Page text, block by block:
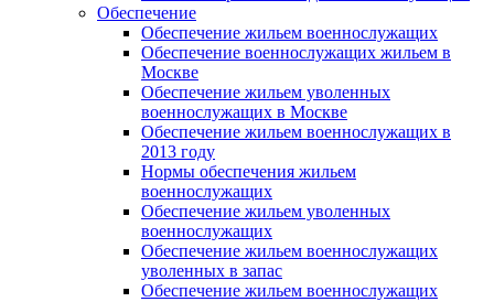
Обеспечение
Обеспечение жильем военнослужащих
Обеспечение военнослужащих жильем в
Москве
Обеспечение жильем уволенных
военнослужащих в Москве
Обеспечение жильем военнослужащих в
2013 году
Нормы обеспечения жильем
военнослужащих
Обеспечение жильем уволенных
военнослужащих
Обеспечение жильем военнослужащих
уволенных в запас
Обеспечение жильем военнослужащих